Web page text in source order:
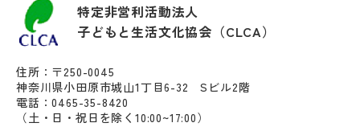
特定非営利活動法人
子どもと生活文化協会（CLCA）
住所：〒250-0045
神奈川県小田原市城山1丁目6-32 Sビル2階
電話：0465-35-8420
（土・日・祝日を除く10:00~17:00）